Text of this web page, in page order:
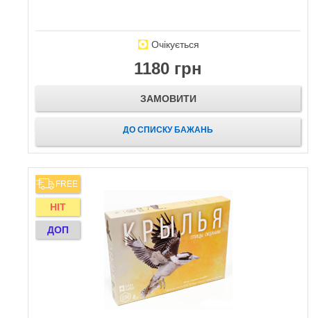
Очікується
1180 грн
ЗАМОВИТИ
ДО СПИСКУ БАЖАНЬ
FREE
HIT
ДОП